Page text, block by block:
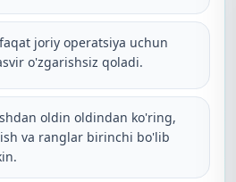
joriy operatsiya uchun
o'zgarishsiz qoladi.
oldin oldindan ko'ring,
va ranglar birinchi bo'lib